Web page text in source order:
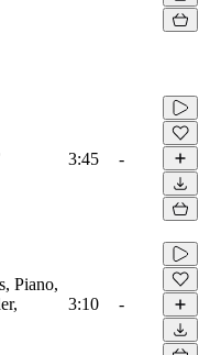
3:45 -
Piano,
3:10 -